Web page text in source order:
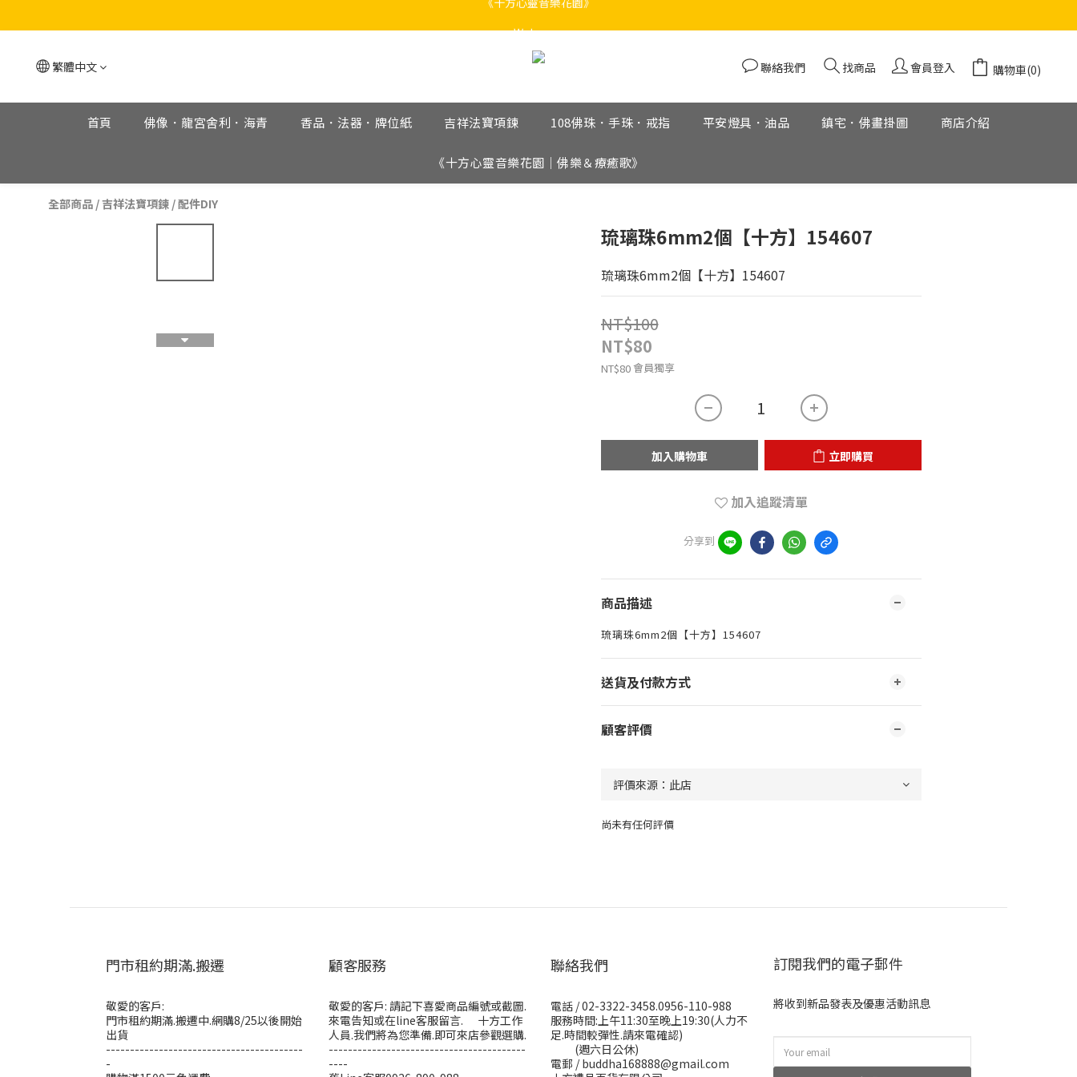
《十方心靈音樂花園》
繁體中文
聯絡我們 找商品 會員登入 購物車(0)
首頁 佛像．龍宮舍利．海青 香品．法器．牌位紙 吉祥法寶項鍊 108佛珠．手珠．戒指 平安燈具．油品 鎮宅．佛畫掛圖 商店介紹
《十方心靈音樂花園｜佛樂＆療癒歌》
全部商品 /吉祥法寶項鍊 /配件DIY
琉璃珠6mm2個【十方】154607
琉璃珠6mm2個【十方】154607
NT$100
NT$80
NT$80會員獨享
加入購物車 立即購買
加入追蹤清單
分享到
商品描述
琉璃珠6mm2個【十方】154607
送貨及付款方式
顧客評價
尚未有任何評價
門市租約期滿.搬遷
敬愛的客戶:
門市租約期滿.搬遷中.網購8/25以後開始
出貨
-----------------------------------------
-
顧客服務
敬愛的客戶: 請記下喜愛商品編號或截圖.
來電告知或在line客服留言. 十方工作
人員.我們將為您準備.即可來店參觀選購.
-----------------------------------------
----
聯絡我們
電話 / 02-3322-3458.0956-110-988
服務時間:上午11:30至晚上19:30(人力不
足.時間較彈性.請來電確認)
(週六日公休)
電郵 / buddha168888@gmail.com
訂閱我們的電子郵件
將收到新品發表及優惠活動訊息